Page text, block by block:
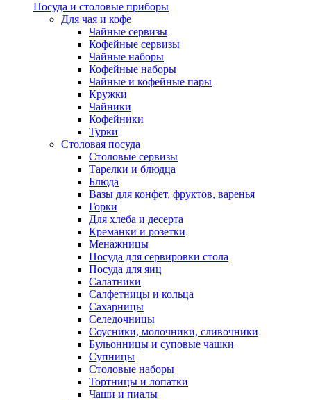
Посуда и столовые приборы
Для чая и кофе
Чайные сервизы
Кофейные сервизы
Чайные наборы
Кофейные наборы
Чайные и кофейные пары
Кружки
Чайники
Кофейники
Турки
Столовая посуда
Столовые сервизы
Тарелки и блюдца
Блюда
Вазы для конфет, фруктов, варенья
Горки
Для хлеба и десерта
Креманки и розетки
Менажницы
Посуда для сервировки стола
Посуда для яиц
Салатники
Салфетницы и кольца
Сахарницы
Селедочницы
Соусники, молочники, сливочники
Бульонницы и суповые чашки
Супницы
Столовые наборы
Тортницы и лопатки
Чаши и пиалы